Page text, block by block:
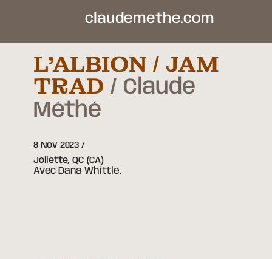
claudemethe.com
L’ALBION / JAM
TRAD
Claude
Méthé
8 Nov 2023
Joliette,QC (CA)
Avec Dana Whittle.